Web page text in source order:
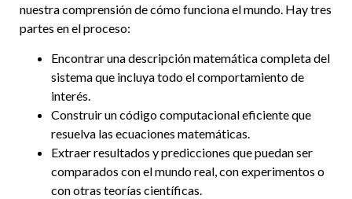
nuestra comprensión de cómo funciona el mundo. Hay tres
partes en el proceso:
Encontrar una descripción matemática completa del
sistema que incluya todo el comportamiento de
interés.
Construir un código computacional eficiente que
resuelva las ecuaciones matemáticas.
Extraer resultados y predicciones que puedan ser
comparados con el mundo real, con experimentos o
con otras teorías científicas.